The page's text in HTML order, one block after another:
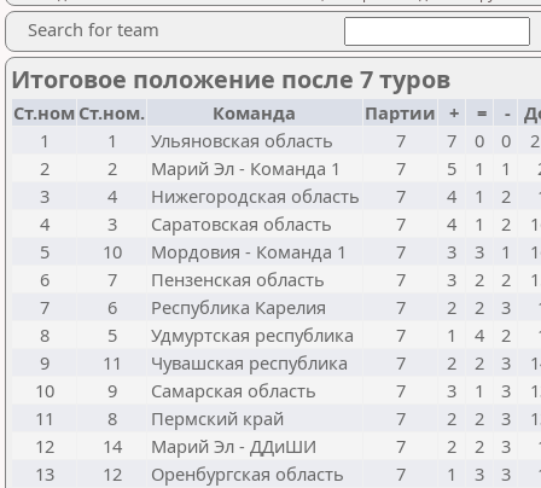
Search for team
Итоговое положение после 7 туров
Ст.ном Ст.ном. Команда Партии + = -
1
1 Ульяновская область 7 7 0 0
2
2 Марий Эл - Команда 1 7 5 1 1
3
4 Нижегородская область 7 4 1 2
4
3 Саратовская область 7 4 1 2
5
10 Мордовия - Команда 1 7 3 3 1
6
7 Пензенская область 7 3 2 2
7
6 Республика Карелия 7 2 2 3
8
5 Удмуртская республика 7 1 4 2
9
11 Чувашская республика 7 2 2 3
10
9 Самарская область 7 3 1 3
11
8 Пермский край 7 2 2 3
12
14 Марий Эл - ДДиШИ 7 2 2 3
13
12 Оренбургская область 7 1 3 3